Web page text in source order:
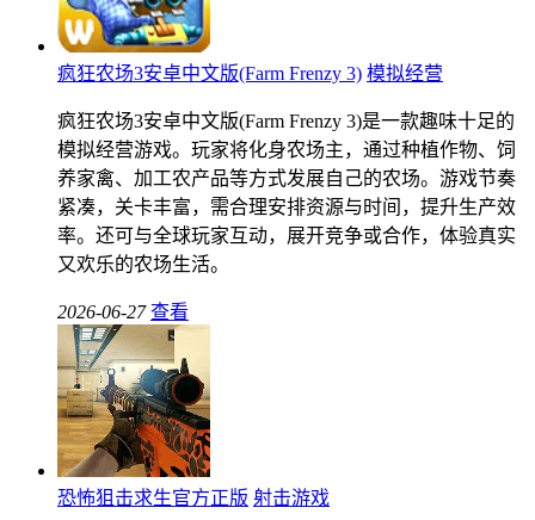
疯狂农场3安卓中文版(Farm Frenzy 3) 模拟经营
疯狂农场3安卓中文版(Farm Frenzy 3)是一款趣味十足的
模拟经营游戏。玩家将化身农场主，通过种植作物、饲
养家禽、加工农产品等方式发展自己的农场。游戏节奏
紧凑，关卡丰富，需合理安排资源与时间，提升生产效
率。还可与全球玩家互动，展开竞争或合作，体验真实
又欢乐的农场生活。
2026-06-27 查看
恐怖狙击求生官方正版 射击游戏